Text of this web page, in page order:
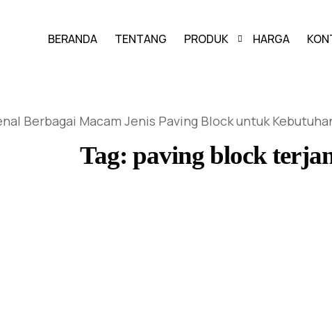
BERANDA TENTANG PRODUK
PAVING BLOCK
GRASS BLOCK
KANSTIN
HARGA
Berbagai Macam Jenis Paving Block untuk
Tag:paving block